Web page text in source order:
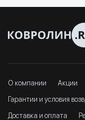
О компании Акции
Гарантии и условия
Доставка и оплата